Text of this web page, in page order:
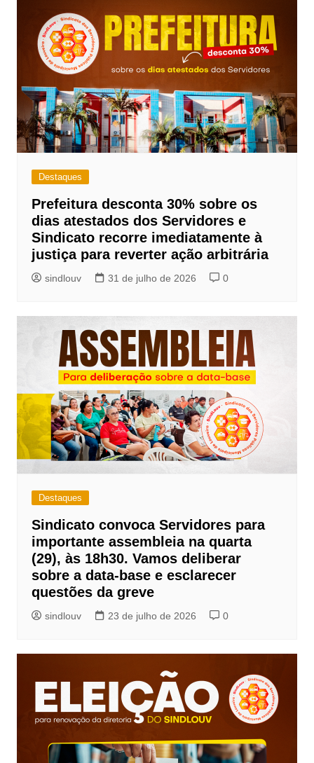
p
p
o
o
k
n
k
Destaques
Prefeitura desconta 30% sobre os
dias atestados dos Servidores e
Sindicato recorre imediatamente à
justiça para reverter ação arbitrária
sindlouv 31 de julho de 2026 0
Destaques
Sindicato convoca Servidores para
importante assembleia na quarta
(29), às 18h30. Vamos deliberar
sobre a data-base e esclarecer
questões da greve
sindlouv 23 de julho de 2026 0